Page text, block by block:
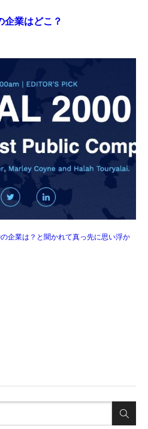
企業はどこ？
企業は？と聞かれて真っ先に思い浮か